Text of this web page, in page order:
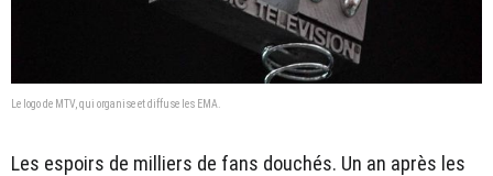
Le logo de MTV, qui organise et diffuse les EMA.
Les espoirs de milliers de fans douchés. Un an après les